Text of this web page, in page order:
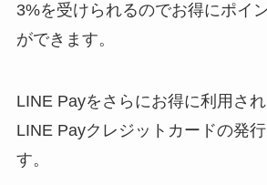
3%を受けられるのでお得にポイ
ができます。
LINE Payをさらにお得に利用さ
LINE Payクレジットカードの発
す。